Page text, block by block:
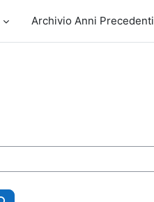
Archivio Anni Precedenti